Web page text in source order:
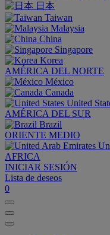
日本
Taiwan
Malaysia
China
Singapore
Korea
AMÉRICA DEL NORTE
México
Canada
United
AMÉRICA DEL SUR
Brazil
ORIENTE MEDIO
AFRICA
INICIAR SESIÓN
Lista de deseos
0